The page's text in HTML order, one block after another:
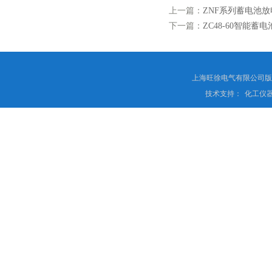
上一篇： ZNF系列蓄电池放
下一篇： ZC48-60智能蓄电
上海旺徐电气有限公司
技术支持：
化工仪